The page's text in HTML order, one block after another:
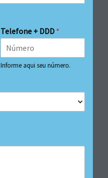
Telefone + DDD *
Informe aqui seu número.